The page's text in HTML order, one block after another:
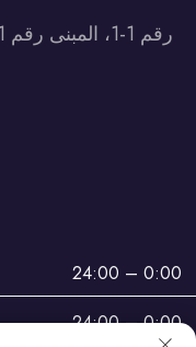
0:00 – 24:00
0:00 – 24:00